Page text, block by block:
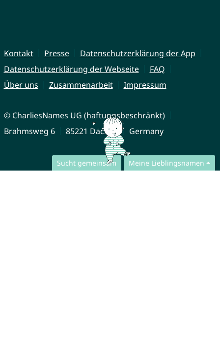
Sucht gemeinsam Meine Lieblingsnamen
Kontakt Presse
Datenschutzerklärung der App
Datenschutzerklärung der Webseite
FAQ
Über uns
Zusammenarbeit Impressum
© CharliesNames UG (haftungsbeschränkt)
Brahmsweg 6
85221 Dachau Germany